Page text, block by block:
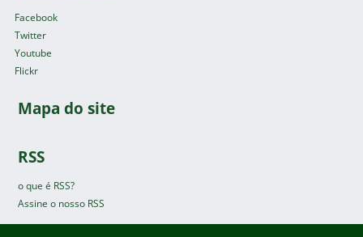
Facebook
Twitter
Youtube
Flickr
Mapa do site
RSS
o que é RSS?
Assine o nosso RSS